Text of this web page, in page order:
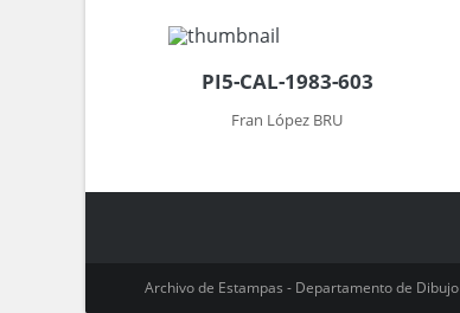
PI5-CAL-1983-603
Fran López BRU
Archivo de Estampas - Departamento de Dibujo